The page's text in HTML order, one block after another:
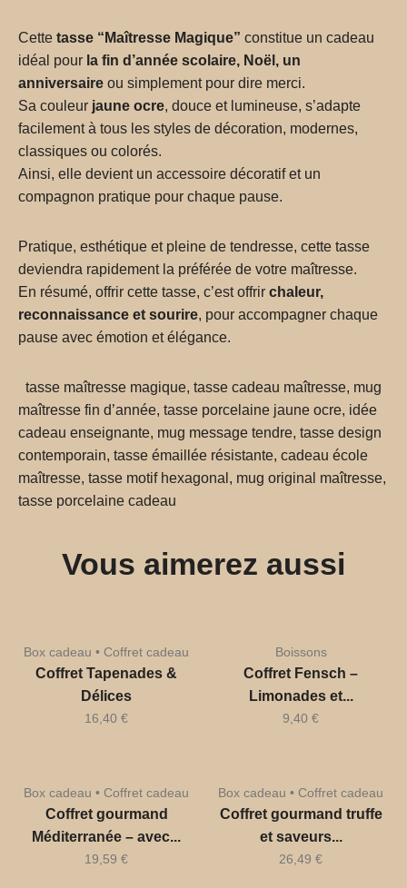
Cette tasse “Maîtresse Magique” constitue un cadeau
idéal pour la fin d’année scolaire, Noël, un
anniversaire ou simplement pour dire merci.
Sa couleur jaune ocre, douce et lumineuse, s’adapte
facilement à tous les styles de décoration, modernes,
classiques ou colorés.
Ainsi, elle devient un accessoire décoratif et un
compagnon pratique pour chaque pause.
Pratique, esthétique et pleine de tendresse, cette tasse
deviendra rapidement la préférée de votre maîtresse.
En résumé, offrir cette tasse, c’est offrir chaleur,
reconnaissance et sourire, pour accompagner chaque
pause avec émotion et élégance.
tasse maîtresse magique, tasse cadeau maîtresse, mug
maîtresse fin d’année, tasse porcelaine jaune ocre, idée
cadeau enseignante, mug message tendre, tasse design
contemporain, tasse émaillée résistante, cadeau école
maîtresse, tasse motif hexagonal, mug original maîtresse,
tasse porcelaine cadeau
Vous aimerez aussi
Box cadeau • Coffret cadeau
Coffret Tapenades &
Délices
16,40 €
Boissons
Coffret Fensch –
Limonades et...
9,40 €
Box cadeau • Coffret cadeau
Coffret gourmand
Méditerranée – avec...
19,59 €
Box cadeau • Coffret cadeau
Coffret gourmand truffe
et saveurs...
26,49 €